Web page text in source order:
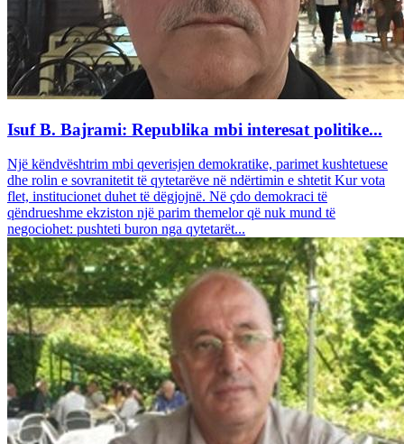
Isuf B. Bajrami: Republika mbi interesat politike...
Një këndvështrim mbi qeverisjen demokratike, parimet kushtetuese
dhe rolin e sovranitetit të qytetarëve në ndërtimin e shtetit Kur vota
flet, institucionet duhet të dëgjojnë. Në çdo demokraci të
qëndrueshme ekziston një parim themelor që nuk mund të
negociohet: pushteti buron nga qytetarët...